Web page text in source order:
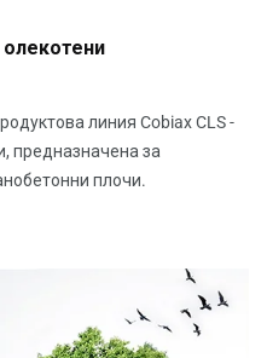
олекотени
линия Cobiax CLS -
предназначена за
плочи.